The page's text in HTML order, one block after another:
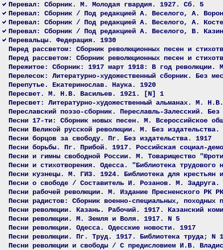
Перевал: Сборник. М. Молодая гвардия. 1927. Сб. 5
Перевал: Сборник / Под редакцией А. Веселого, А.
Перевал: Сборник / Под редакцией А. Веселого, А.
Перевал: Сборник / Под редакцией А. Веселого, В.
Перевальцы. Федерация. 1930
Перед рассветом: Сборник революционных песен и
Перед рассветом: Сборник революционных песен и
Пережитое: Сборник: 1917 март 1918: В год
Перелесок: Литературно-художественный сборник. Без
Перепутье. Екатеринослав. Наука. 1920
Пересвет. М. Н.В. Васильев. 1921. [N] 1
Пересвет: Литературно-художественный альманах. М.
Переславский поэзо-сборник. Переславль-Залесский.
Песни 17-ти: Сборник новых песен. М. Всероссийское
Песни Великой русской революции. М. Без издательства.
Песни борцов за свободу. Пг. Без издательства. 1917
Песни борьбы. Пг. Прибой. 1917. Российская социал-
Песни и гимны свободной России. М. Товарищество
Песни и стихотворения. Одесса. "Библиотека
Песни кузнецы. М. ГИЗ. 1924. Библиотека для крестьян
Песни о свободе / Составитель И. Розанов. М. Задруга.
Песни рабочей революции. М. Издание Пресненского РК
Песни радистов: Сборник военно-специальных,
Песни революции. Казань. Рабочий. 1917. Казанский
Песни революции. М. Земля и Воля. 1917. N 5
Песни революции. Одесса. Одесские новости. 1917
Песни революции. Пг. Труд. 1917. Библиотека труда; N 1
Песни революции и свободы / С предисловием И.В.